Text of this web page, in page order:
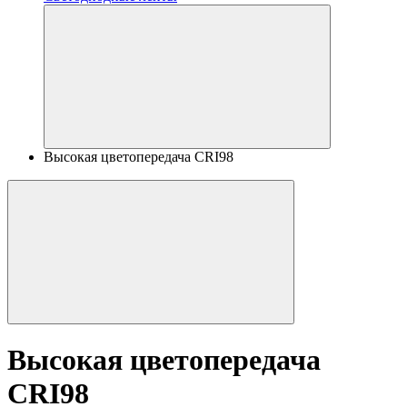
Высокая цветопередача CRI98
Высокая цветопередача
CRI98